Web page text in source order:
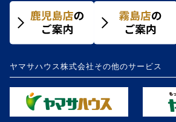
ヤマサハウス株式会社その他のサービス